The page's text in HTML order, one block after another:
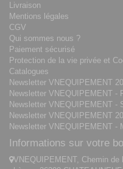
Livraison
Mentions légales
CGV
Qui sommes nous ?
Paiement sécurisé
Protection de la vie privée et
Catalogues
Newsletter VNEQUIPEMENT
Newsletter VNEQUIPEMENT -
Newsletter VNEQUIPEMENT -
Newsletter VNEQUIPEMENT
Newsletter VNEQUIPEMENT -
Informations sur votre
VNEQUIPEMENT, Chemin de